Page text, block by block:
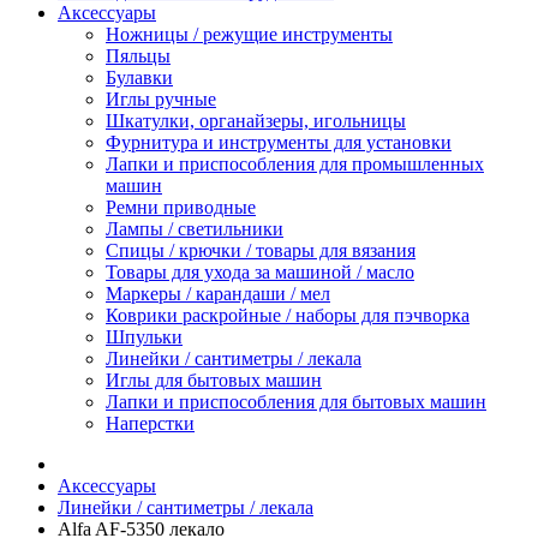
Аксессуары
Ножницы / режущие инструменты
Пяльцы
Булавки
Иглы ручные
Шкатулки, органайзеры, игольницы
Фурнитура и инструменты для установки
Лапки и приспособления для промышленных
машин
Ремни приводные
Лампы / светильники
Спицы / крючки / товары для вязания
Товары для ухода за машиной / масло
Маркеры / карандаши / мел
Коврики раскройные / наборы для пэчворка
Шпульки
Линейки / сантиметры / лекала
Иглы для бытовых машин
Лапки и приспособления для бытовых машин
Наперстки
Аксессуары
Линейки / сантиметры / лекала
Alfa AF-5350 лекало